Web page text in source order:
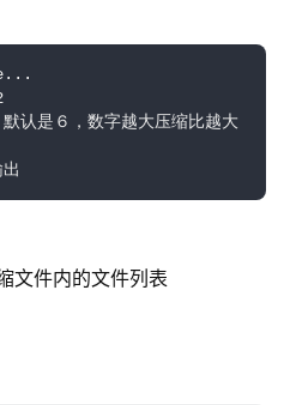
认是６，数字越大压缩比越大
文件内的文件列表